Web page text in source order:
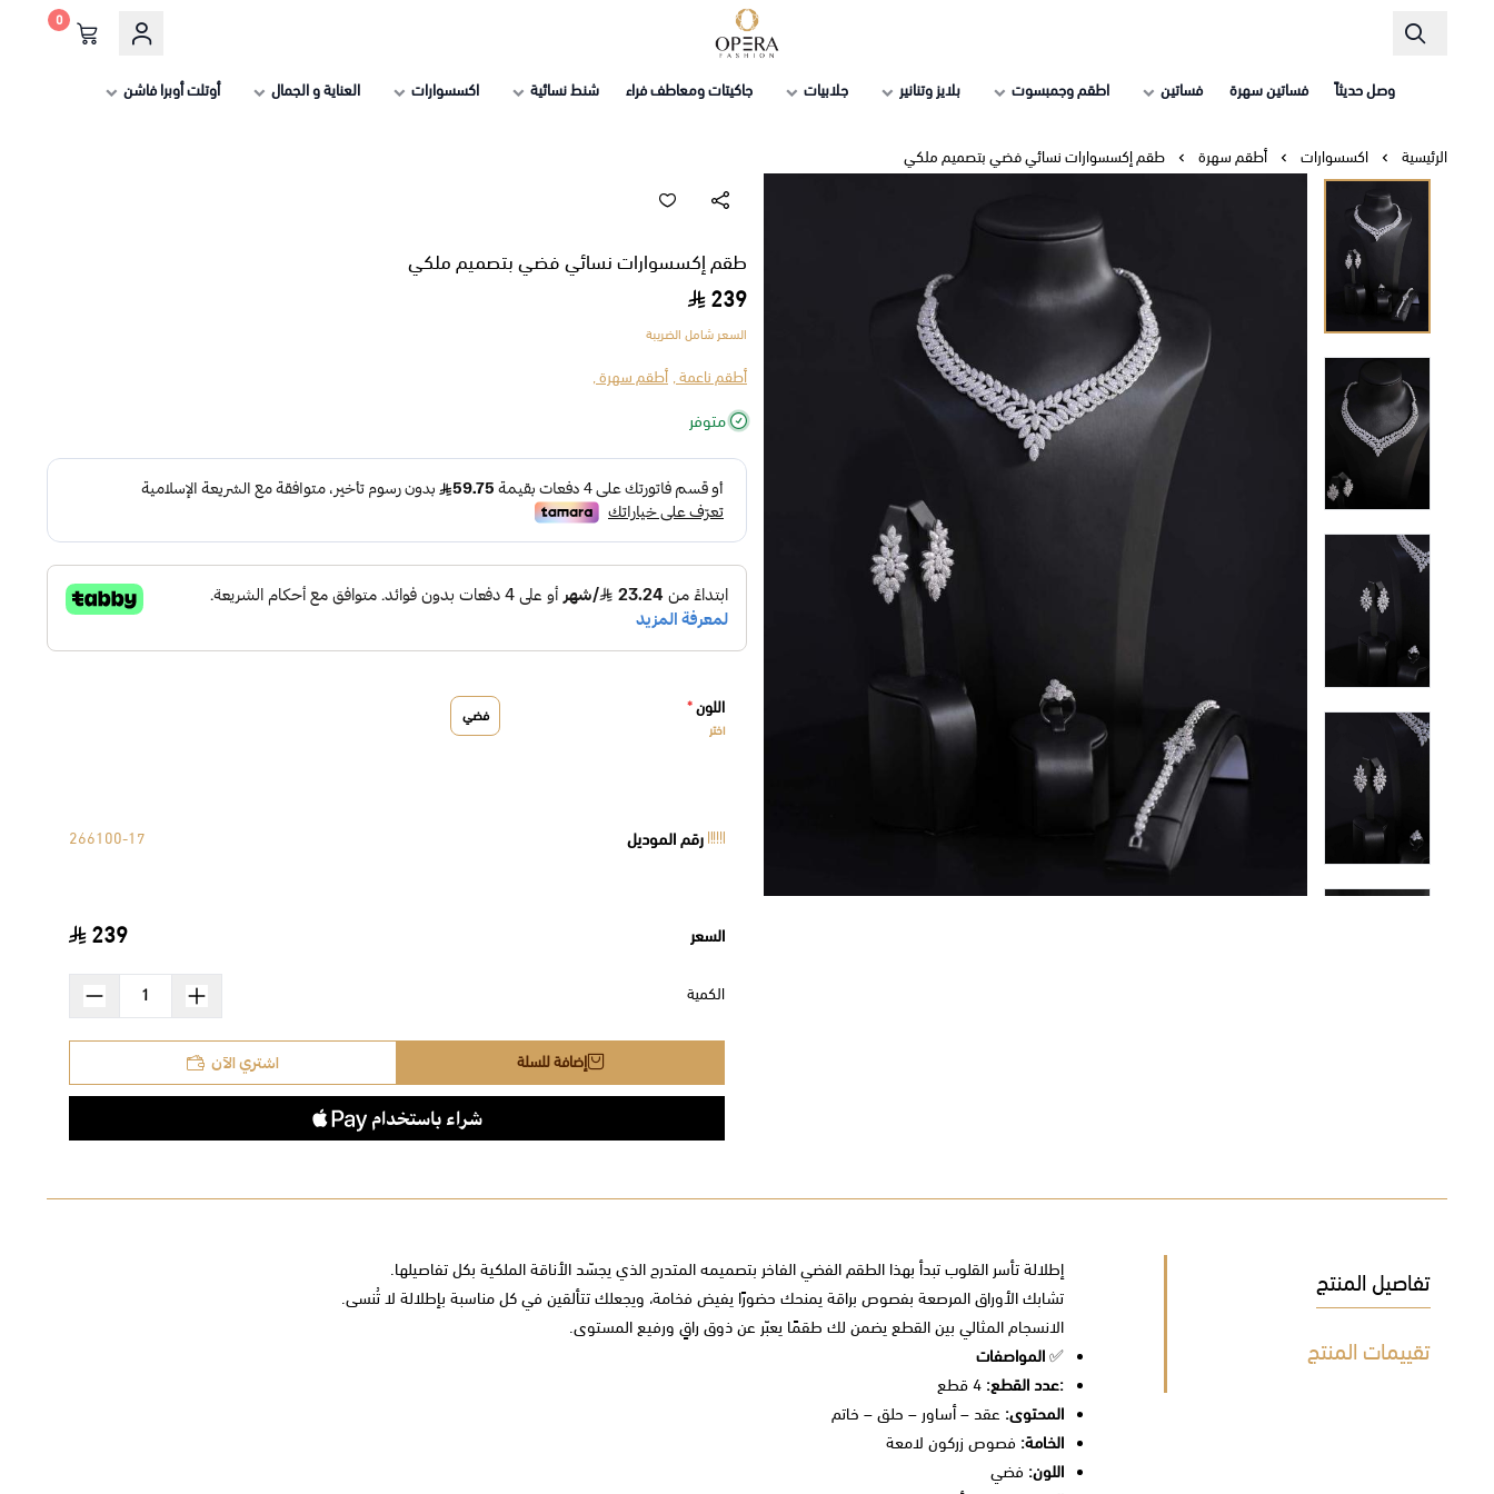
أوبرا فاشن
0
وصل حديثاً فساتين سهرة فساتين اطقم وجمبسوت بلايز وتنانير جلابيات جاكيتات ومعاطف فراء شنط نسائية اكسسوارات العناية و الجمال أوتلت أوبرا فاشن
الرئيسية اكسسوارات أطقم سهرة طقم إكسسوارات نسائي فضي بتصميم ملكي
طقم إكسسوارات نسائي فضي بتصميم ملكي
239
السعر شامل الضريبة
أطقم ناعمة , أطقم سهرة ,
متوفر
اللون*
اختر
فضي
رقم الموديل 266100-17
السعر 239
الكمية
إضافة للسلة اشتري الآن
تفاصيل المنتج
تقييمات المنتج
إطلالة تأسر القلوب تبدأ بهذا الطقم الفضي الفاخر بتصميمه المتدرج الذي يجسّد الأناقة الملكية بكل تفاصيلها.
تشابك الأوراق المرصعة بفصوص براقة يمنحك حضورًا يفيض فخامة، ويجعلك تتألقين في كل مناسبة بإطلالة لا تُنسى.
الانسجام المثالي بين القطع يضمن لك طقمًا يعبّر عن ذوق راقٍ ورفيع المستوى.
✅المواصفات
:عدد القطع:
المحتوى: عقد – أساور – حلق – خاتم
الخامة: فصوص زركون لامعة
اللون: فضي